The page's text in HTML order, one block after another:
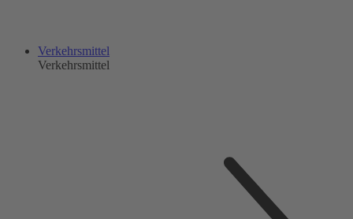
Verkehrsmittel
Verkehrsmittel